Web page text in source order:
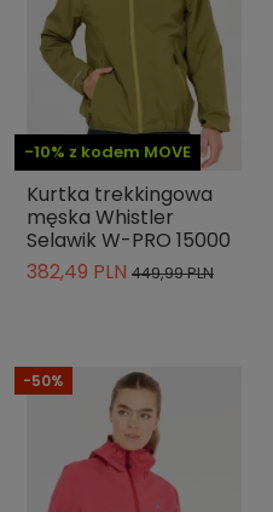
-10% z kodem MOVE
Kurtka trekkingowa
męska Whistler
Selawik W-PRO 15000
382,49 PLN 449,99 PLN
-50%